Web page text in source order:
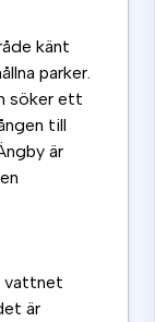
känt
parker.
söker ett
till
är
vattnet
är